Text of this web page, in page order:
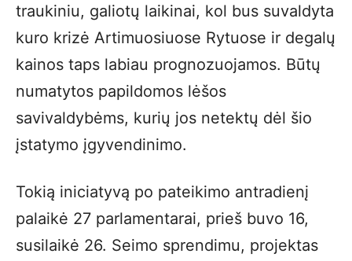
traukiniu, galiotų laikinai, kol bus suvaldyta
kuro krizė Artimuosiuose Rytuose ir degalų
kainos taps labiau prognozuojamos. Būtų
numatytos papildomos lėšos
savivaldybėms, kurių jos netektų dėl šio
įstatymo įgyvendinimo.
Tokią iniciatyvą po pateikimo antradienį
palaikė 27 parlamentarai, prieš buvo 16,
susilaikė 26. Seimo sprendimu, projektas